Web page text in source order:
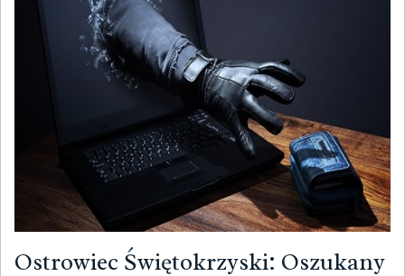
Ostrowiec Świętokrzyski: Oszukany